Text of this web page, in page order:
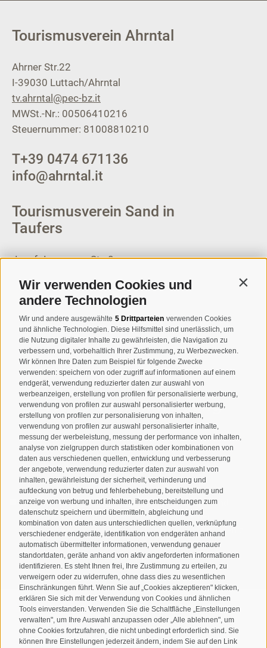
Wir verwenden Cookies und
andere Technologien
Wir und andere ausgewählte 5 Drittparteien verwenden Cookies
und ähnliche Technologien. Diese Hilfsmittel sind unerlässlich, um
die Nutzung digitaler Inhalte zu gewährleisten, die Navigation zu
verbessern und, vorbehaltlich Ihrer Zustimmung, zu Werbezwecken.
Wir können Ihre Daten zum Beispiel für folgende Zwecke
verwenden: speichern von oder zugriff auf informationen auf einem
endgerät, verwendung reduzierter daten zur auswahl von
werbeanzeigen, erstellung von profilen für personalisierte werbung,
verwendung von profilen zur auswahl personalisierter werbung,
erstellung von profilen zur personalisierung von inhalten,
verwendung von profilen zur auswahl personalisierter inhalte,
messung der werbeleistung, messung der performance von inhalten,
analyse von zielgruppen durch statistiken oder kombinationen von
daten aus verschiedenen quellen, entwicklung und verbesserung
der angebote, verwendung reduzierter daten zur auswahl von
inhalten, gewährleistung der sicherheit, verhinderung und
aufdeckung von betrug und fehlerbehebung, bereitstellung und
anzeige von werbung und inhalten, ihre entscheidungen zum
datenschutz speichern und übermitteln, abgleichung und
kombination von daten aus unterschiedlichen quellen, verknüpfung
verschiedener endgeräte, identifikation von endgeräten anhand
automatisch übermittelter informationen, verwendung genauer
standortdaten, geräte anhand von aktiv angeforderten informationen
identifizieren. Es steht Ihnen frei, Ihre Zustimmung zu erteilen, zu
verweigern oder zu widerrufen, ohne dass dies zu wesentlichen
Einschränkungen führt. Wenn Sie auf „Cookies akzeptieren" klicken,
erklären Sie sich mit der Verwendung von Cookies und ähnlichen
Tools einverstanden. Verwenden Sie die Schaltfläche „Einstellungen
verwalten", um Ihre Auswahl anzupassen oder „Alle ablehnen", um
ohne Cookies fortzufahren, die nicht unbedingt erforderlich sind. Sie
können Ihre Einstellungen jederzeit ändern, indem Sie auf den Link
Tourismusverein Ahrntal
Ahrner Str.22
I-39030 Luttach/Ahrntal
tv.ahrntal@pec-bz.it
MWSt.-Nr.: 00506410216
Steuernummer: 81008810210
T+39 0474 671136
info@ahrntal.it
Tourismusverein Sand in
Taufers
Josef-Jungmann-Str. 8
MWSt.-Nr: 00518320213
T+39 0474 678076
info@taufers.com
Newsletteranmeldung
Ich habe dieDatenschutzbestimmungengelesen und
verstanden und stimme der Verarbeitung meiner
personenbezogenen Daten durch den Verantwortlichen zu
ANMELDEN
Sitemap • Impressum • Cookie-Richtlinie • Privacy •